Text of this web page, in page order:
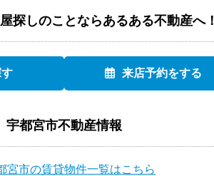
探しのことならあるある不動産へ！
来店予約をする
宇都宮市不動産情報
宮市の賃貸物件一覧はこちら